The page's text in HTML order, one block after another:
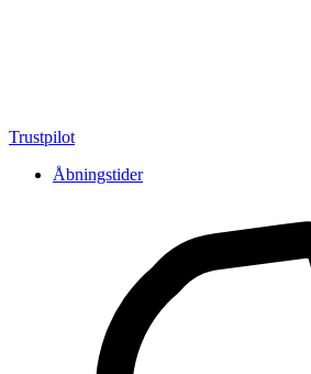
Trustpilot
Åbningstider